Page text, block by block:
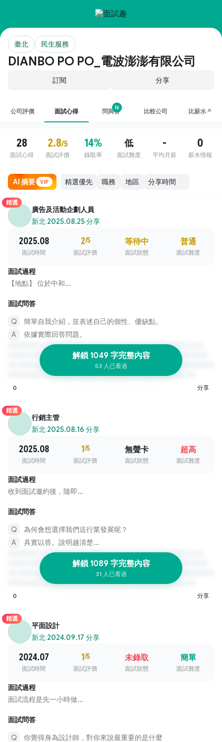
DIANBO PO PO_電波澎澎有限公司
臺北 民生服務
訂閱 分享
公司評價 面試心得 問與答
N
比較公司 比薪水↗
28
面試心得
2.8/5
面試評價
14%
錄取率
低
面試難度
-
平均月薪
0
薪水情報
AI 摘要 VIP 職務 地區
精選
廣告及活動企劃人員
新北·2025.08.25 分享
2025.08
面試時間
2/5
面試評價
等待中
面試狀態
普通
面試難度
面試過程
【地點】 位於中和...
面試問答
簡單自我介紹，並表述自己的個性、優缺點。
依據實際回答問題。
解鎖 1049 字完整內容
53 人已看過
0 分享
精選
行銷主管
新北·2025.08.16 分享
2025.08
面試時間
1/5
面試評價
無聲卡
面試狀態
超高
面試難度
面試過程
收到面試邀約後，隨即...
面試問答
為何會想選擇我們這行業發展呢？
具實以答。說明越清楚...
解鎖 1089 字完整內容
31 人已看過
0 分享
精選
平面設計
新北·2024.09.17 分享
2024.07
面試時間
1/5
面試評價
未錄取
面試狀態
簡單
面試難度
面試過程
面試流程是先一小時做...
面試問答
你覺得身為設計師，對你來說最重要的是什麼